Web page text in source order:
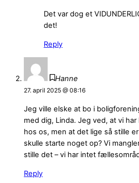
Det var dog et
det!
Reply
Hanne
27. april 2025 @ 08:16
Jeg ville elske at bo i
med dig, Linda. Jeg ved, at vi
hos os, men at det lige så stille
skulle starte noget op? Vi
stille det – vi har intet
Reply